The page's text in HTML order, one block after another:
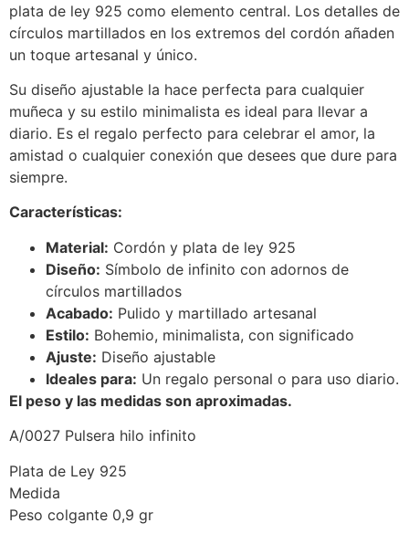
plata de ley 925 como elemento central. Los detalles de
círculos martillados en los extremos del cordón añaden
un toque artesanal y único.
Su diseño ajustable la hace perfecta para cualquier
muñeca y su estilo minimalista es ideal para llevar a
diario. Es el regalo perfecto para celebrar el amor, la
amistad o cualquier conexión que desees que dure para
siempre.
Características:
Material: Cordón y plata de ley 925
Diseño: Símbolo de infinito con adornos de
círculos martillados
Acabado: Pulido y martillado artesanal
Estilo: Bohemio, minimalista, con significado
Ajuste: Diseño ajustable
Ideales para: Un regalo personal o para uso diario.
El peso y las medidas son aproximadas.
A/0027 Pulsera hilo infinito
Plata de Ley 925
Medida
Peso colgante 0,9 gr